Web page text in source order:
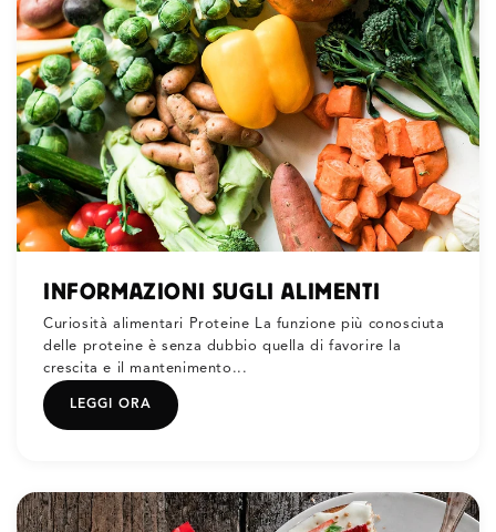
INFORMAZIONI SUGLI ALIMENTI
Curiosità alimentari Proteine La funzione più conosciuta
delle proteine è senza dubbio quella di favorire la
crescita e il mantenimento...
LEGGI ORA